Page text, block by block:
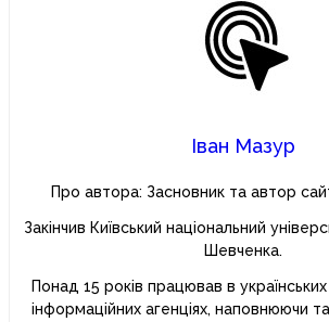
Іван Мазур
Про автора: Засновник та автор
Закінчив Київський національний
Шевченка.
Понад 15 років працював в
інформаційних агенціях, наповнюючи